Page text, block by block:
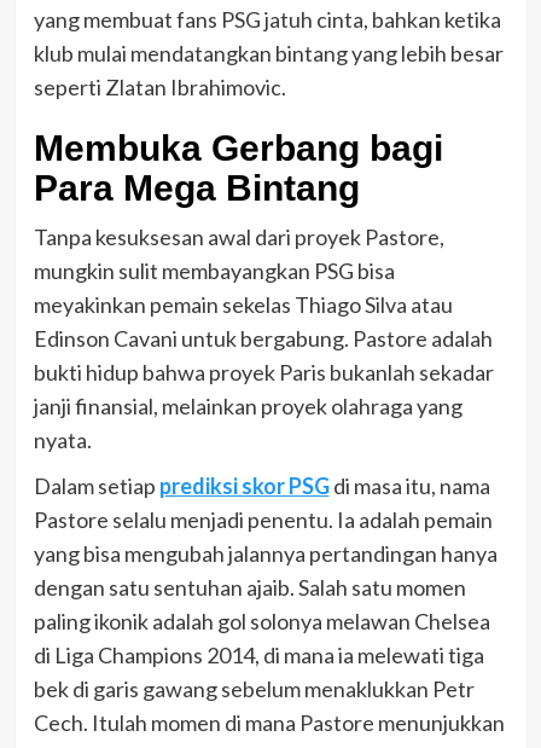
yang membuat fans PSG jatuh cinta, bahkan ketika
klub mulai mendatangkan bintang yang lebih besar
seperti Zlatan Ibrahimovic.
Membuka Gerbang bagi
Para Mega Bintang
Tanpa kesuksesan awal dari proyek Pastore,
mungkin sulit membayangkan PSG bisa
meyakinkan pemain sekelas Thiago Silva atau
Edinson Cavani untuk bergabung. Pastore adalah
bukti hidup bahwa proyek Paris bukanlah sekadar
janji finansial, melainkan proyek olahraga yang
nyata.
Dalam setiap prediksi skor PSGdi masa itu, nama
Pastore selalu menjadi penentu. Ia adalah pemain
yang bisa mengubah jalannya pertandingan hanya
dengan satu sentuhan ajaib. Salah satu momen
paling ikonik adalah gol solonya melawan Chelsea
di Liga Champions 2014, di mana ia melewati tiga
bek di garis gawang sebelum menaklukkan Petr
Cech. Itulah momen di mana Pastore menunjukkan